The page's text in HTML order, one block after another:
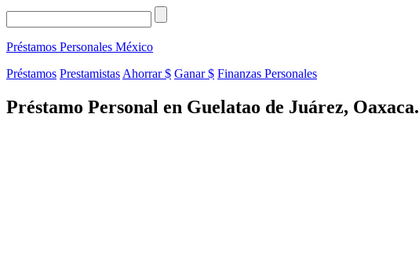
Préstamos Personales México
Préstamos Prestamistas Ahorrar $ Ganar $ Finanzas Personales
Préstamo Personal en Guelatao de Juárez, Oaxaca.